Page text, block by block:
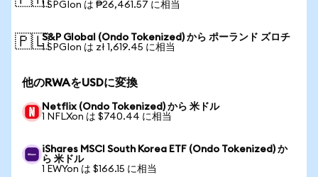
1 SPGIon は ₱26,461.57 に相当
🇵🇱S&P Global (Ondo Tokenized) から ポーランド ズロチ
1 SPGIon は zł 1,619.45 に相当
他のRWAをUSDに変換
Netflix (Ondo Tokenized) から 米ドル
1 NFLXon は $740.44 に相当
iShares MSCI South Korea ETF (Ondo Tokenized) か
ら 米ドル
1 EWYon は $166.15 に相当